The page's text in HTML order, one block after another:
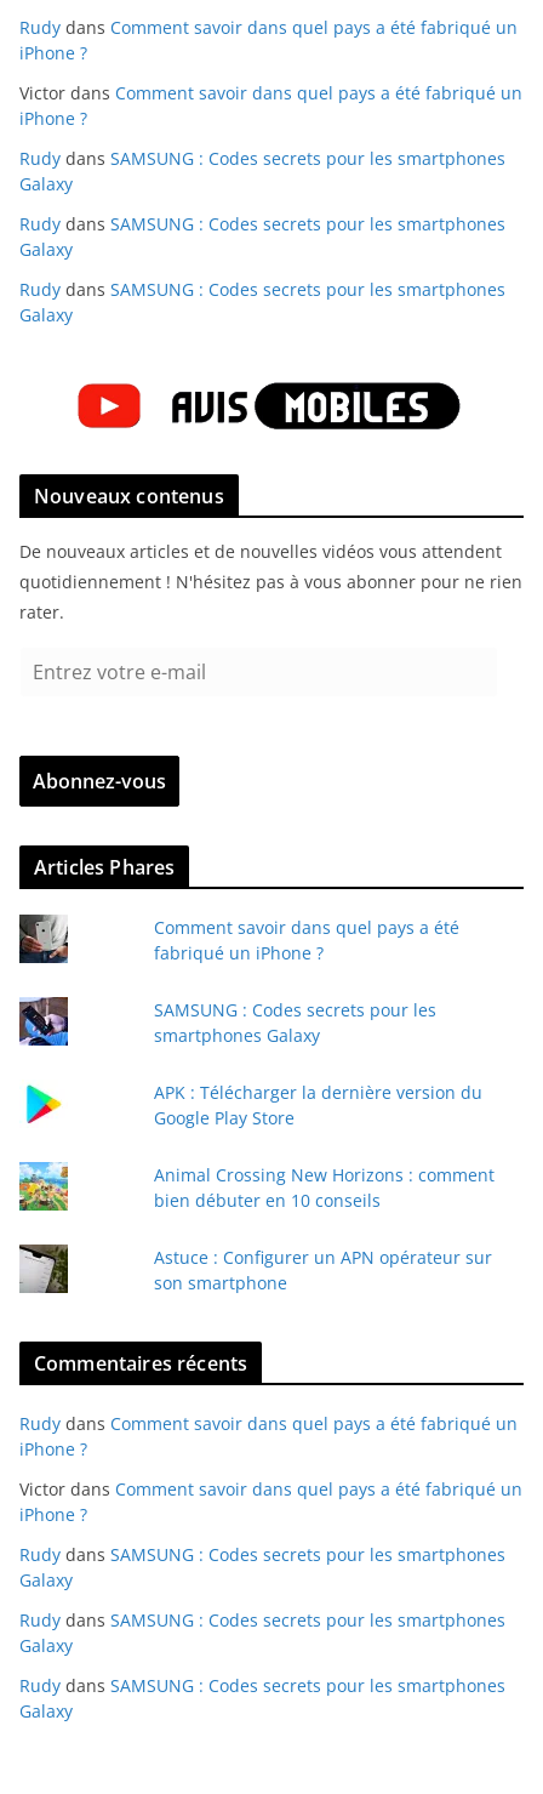
Rudy dans Comment savoir dans quel pays a été fabriqué un
iPhone ?
Victor dans Comment savoir dans quel pays a été fabriqué un
iPhone ?
Rudy dans SAMSUNG : Codes secrets pour les smartphones
Galaxy
Rudy dans SAMSUNG : Codes secrets pour les smartphones
Galaxy
Rudy dans SAMSUNG : Codes secrets pour les smartphones
Galaxy
Nouveaux contenus
De nouveaux articles et de nouvelles vidéos vous attendent
quotidiennement ! N'hésitez pas à vous abonner pour ne rien
rater.
r
z
v
r
e
e
-
a
Abonnez-vous
Articles Phares
Comment savoir dans quel pays a été
fabriqué un iPhone ?
SAMSUNG : Codes secrets pour les
smartphones Galaxy
APK : Télécharger la dernière version du
Google Play Store
Animal Crossing New Horizons : comment
bien débuter en 10 conseils
Astuce : Configurer un APN opérateur sur
son smartphone
Commentaires récents
Rudy dans Comment savoir dans quel pays a été fabriqué un
iPhone ?
Victor dans Comment savoir dans quel pays a été fabriqué un
iPhone ?
Rudy dans SAMSUNG : Codes secrets pour les smartphones
Galaxy
Rudy dans SAMSUNG : Codes secrets pour les smartphones
Galaxy
Rudy dans SAMSUNG : Codes secrets pour les smartphones
Galaxy